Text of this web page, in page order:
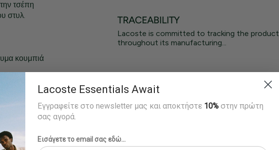
τσέπη
στυλ.
κουμπιά
TRACEABILITY
Lacoste is committed to tracking the product
throughout its manufacturing...
Lacoste Essentials Await
Εγγραφείτε στο newsletter μας και αποκτήστε 10% στην πρώτη
σας αγορά.
Εισάγετε το email σας εδώ...